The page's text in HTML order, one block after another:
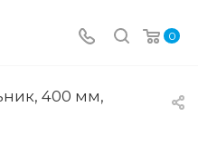
0
400 мм,